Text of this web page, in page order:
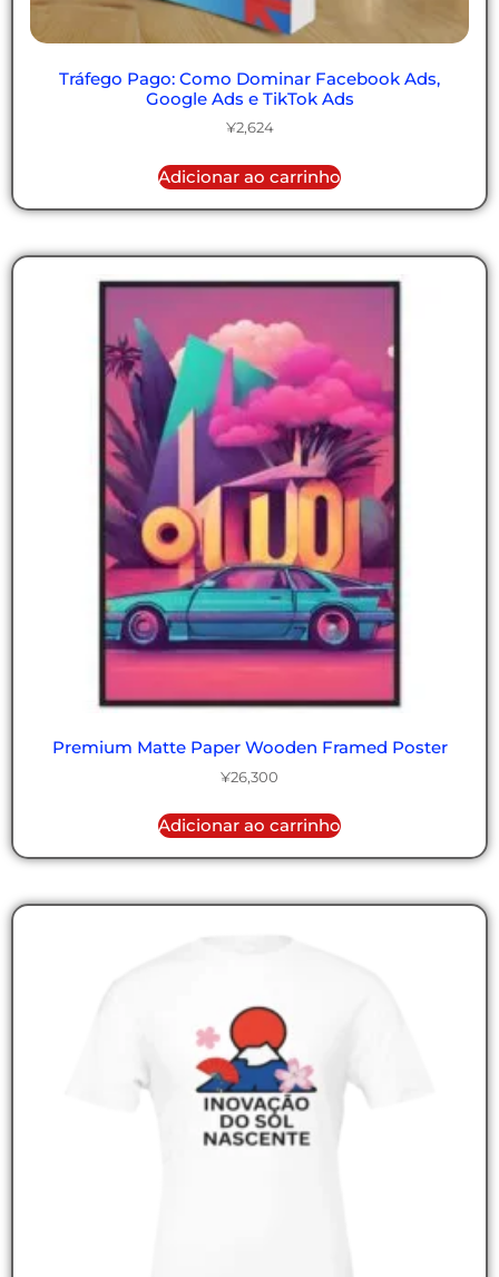
Tráfego Pago: Como Dominar Facebook Ads,
Google Ads e TikTok Ads
¥2,624
Adicionar ao carrinho
Premium Matte Paper Wooden Framed Poster
¥26,300
Adicionar ao carrinho